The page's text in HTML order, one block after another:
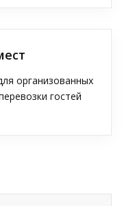
организованных
гостей